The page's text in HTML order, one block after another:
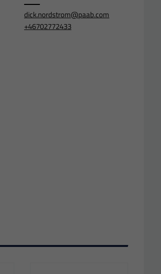
dick.nordstrom@paab.com
+46702772433